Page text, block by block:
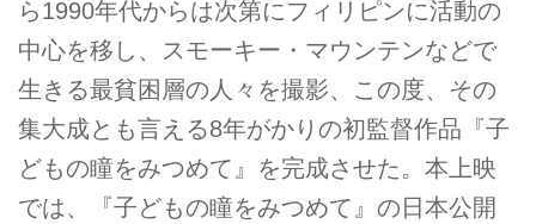
ら1990年代からは次第にフィリピンに活動の
中心を移し、スモーキー・マウンテンなどで
生きる最貧困層の人々を撮影、この度、その
集大成とも言える8年がかりの初監督作品『子
どもの瞳をみつめて』を完成させた。本上映
では、『子どもの瞳をみつめて』の日本公開